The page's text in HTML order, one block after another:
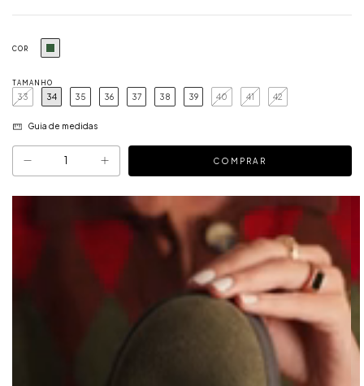
COR
TAMANHO
33 34 35 36 37 38 39 40 41 42
Guia de medidas